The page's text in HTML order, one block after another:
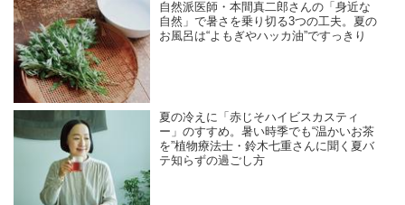
自然派医師・本間真二郎さんの「身近な
自然」で暑さを乗り切る3つの工夫。夏の
お風呂は“よもぎやハッカ油”ですっきり
夏の冷えに「赤じそハイビスカスティ
ー」のすすめ。暑い時季でも“温かいお茶
を”植物療法士・鈴木七重さんに聞く夏バ
テ知らずの過ごし方